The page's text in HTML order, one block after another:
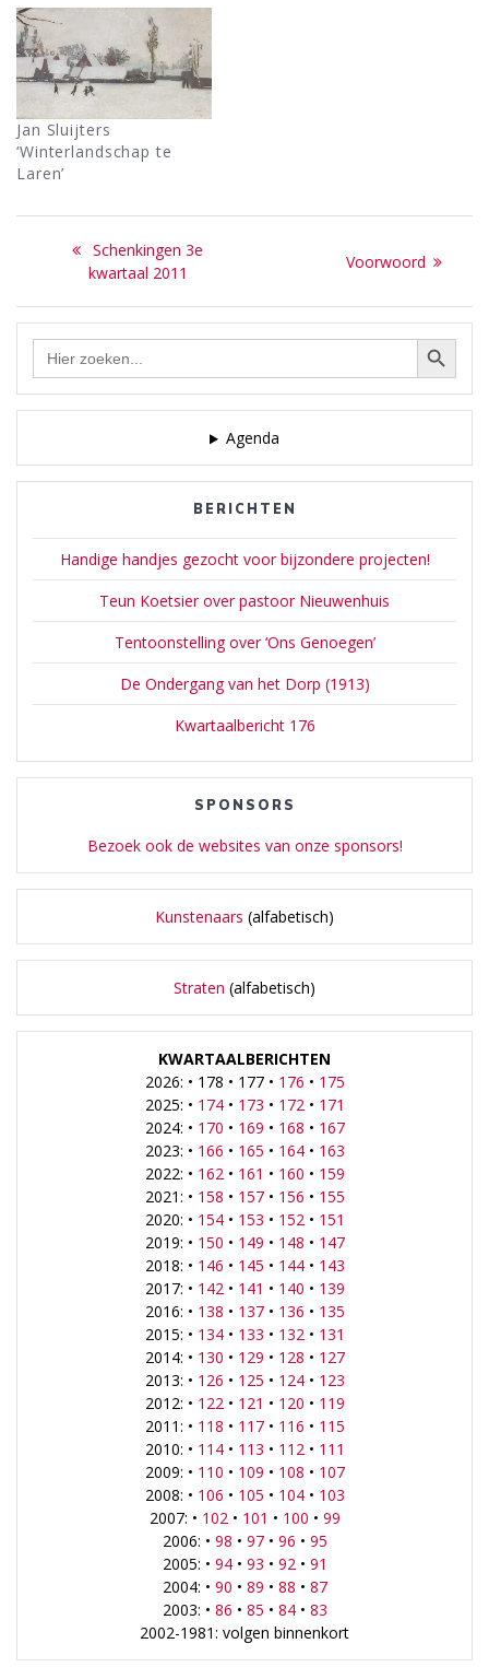
Jan Sluijters
‘Winterlandschap te
Laren’
Bericht
navigatie
Previous
post:
Schenkingen 3e
kwartaal 2011
Next
Voorwoord
Zoek Zoekknop
Agenda
BERICHTEN
Handige handjes gezocht voor bijzondere projecten!
Teun Koetsier over pastoor Nieuwenhuis
Tentoonstelling over ‘Ons Genoegen’
De Ondergang van het Dorp (1913)
Kwartaalbericht 176
SPONSORS
Bezoek ook de websites van onze sponsors!
Kunstenaars (alfabetisch)
Straten (alfabetisch)
KWARTAALBERICHTEN
2026: • 178 • 177 • 176 • 175
2025: • 174• 173 • 172• 171
2024: • 170 • 169 • 168 • 167
2023: • 166 • 165 • 164• 163
2022: • 162• 161 • 160 • 159
2021: • 158 • 157• 156 • 155
2020: • 154• 153 • 152• 151
2019: • 150 • 149 • 148 • 147
2018: • 146 • 145 • 144• 143
2017: • 142• 141 • 140 • 139
2016: • 138 • 137• 136 • 135
2015: • 134• 133 • 132• 131
2014: • 130 • 129 • 128 • 127
2013: • 126 • 125 • 124• 123
2012: • 122• 121 • 120 • 119
2011: • 118 • 117• 116 • 115
2010: • 114• 113 • 112• 111
2009: • 110 • 109 • 108 • 107
2008: • 106 • 105 • 104• 103
2007: • 102• 101 • 100 • 99
2006: • 98 • 97• 96 • 95
2005: • 94• 93 • 92• 91
2004: • 90 • 89 • 88 • 87
2003: • 86 • 85 • 84• 83
2002-1981: volgen binnenkort